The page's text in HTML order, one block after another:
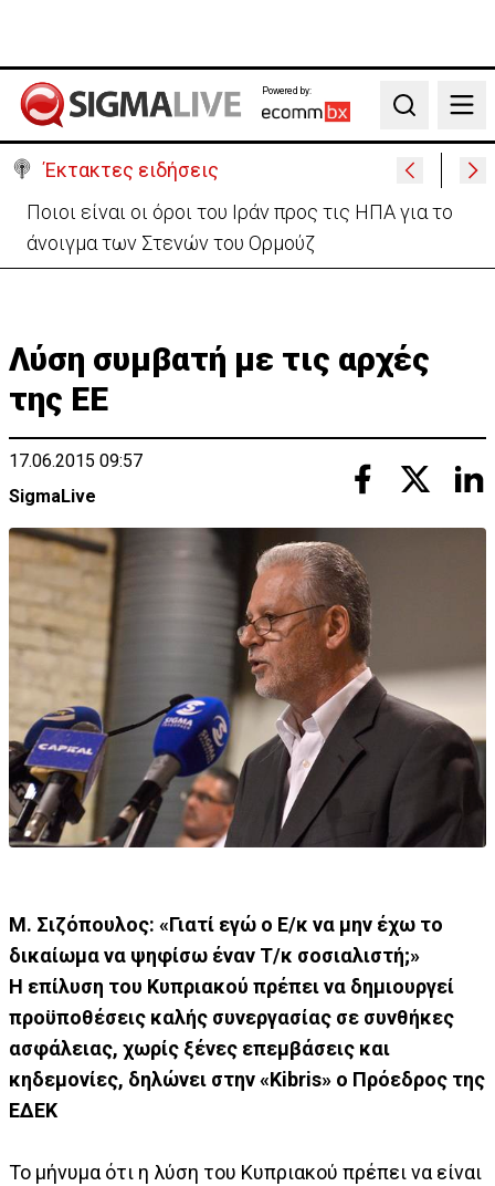
Powered by:
Search
Έκτακτες ειδήσεις
Υψηλές οι θερμοκρασίες με αυξημένη υγρασία
-«Στα παράλια είναι δύσκολα»
Λύση συμβατή με τις αρχές
της ΕΕ
17.06.2015 09:57
SigmaLive
Μ. Σιζόπουλος: «Γιατί εγώ ο Ε/κ να μην έχω το
δικαίωμα να ψηφίσω έναν Τ/κ σοσιαλιστή;»
Η επίλυση του Κυπριακού πρέπει να δημιουργεί
προϋποθέσεις καλής συνεργασίας σε συνθήκες
ασφάλειας, χωρίς ξένες επεμβάσεις και
κηδεμονίες, δηλώνει στην «Kibris» ο Πρόεδρος της
ΕΔΕΚ
Το μήνυμα ότι η λύση του Κυπριακού πρέπει να είναι